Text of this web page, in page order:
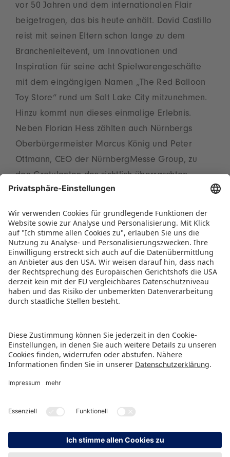
vor 50 Jahren und dem internationalen Flair
beigetragen, das bis heute anhält. David Castillo
reist mit seinen Eltern schon lange zu dem
Branchenleitevent, um Innovationen und
Inspiration für seine acht Spielwarengeschäfte
mit dem eingängigen Namen „The Red Balloon
Toy Store“ rund um Salt Lake City mitzunehmen.
Hinzu kommt nun dieses einmalige Erlebnis.
Neben Florian Hess zählten auch Nürnbergs
Oberbürgermeister Marcus König und Peter
Ottmann, CEO der NürnbergMesse Group, zu
den Gratulanten des sichtlich überraschten
Händlers.
Diese Information teilen:
PRESSEMITTEILUNG ALS PDF HERUNTERLADEN
HINWEISGEBERSCHUTZ IMPRESSUM
DATENSCHUTZ